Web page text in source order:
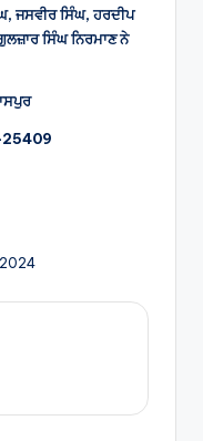
ਜਸਵੀਰ ਸਿੰਘ, ਹਰਦੀਪ
ਸਿੰਘ ਨਿਰਮਾਣ ਨੇ
25409